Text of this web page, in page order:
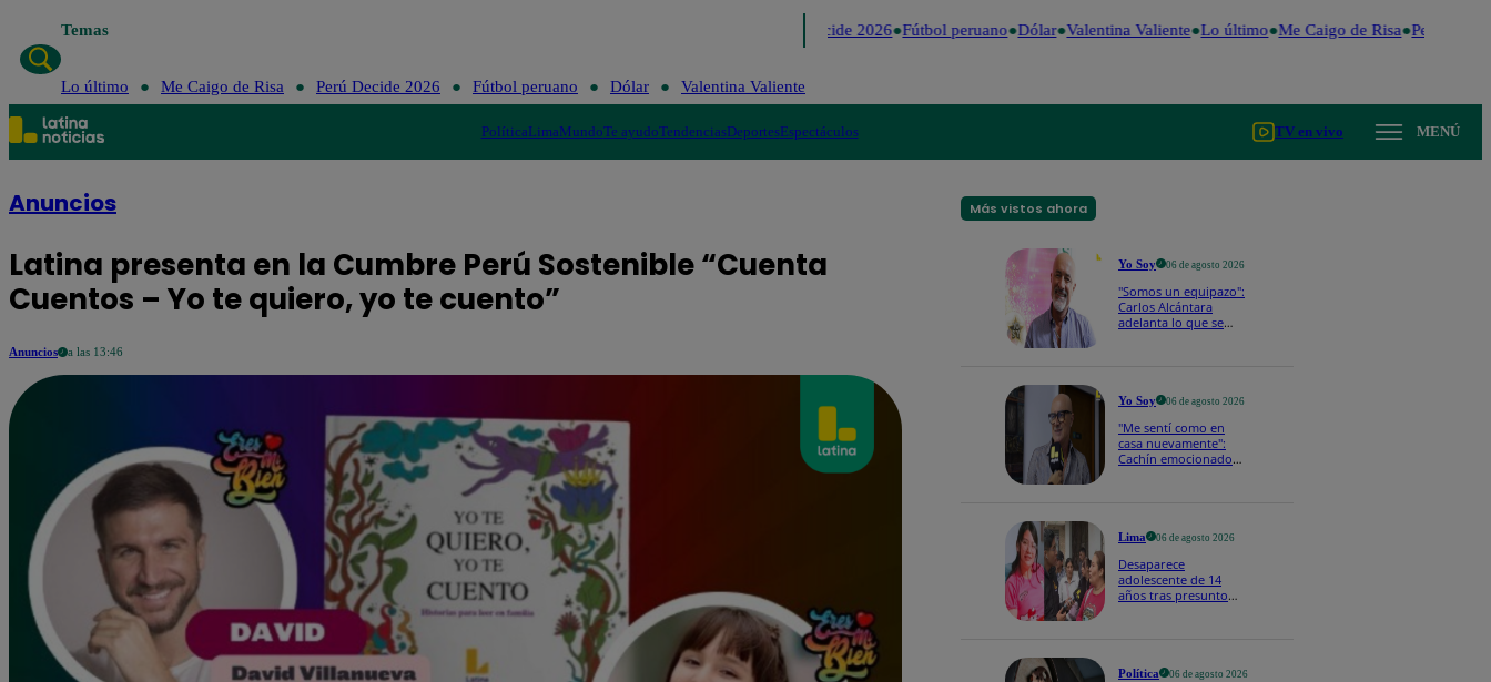
Temas Perú Decide 2026 Fútbol peruano Dólar Valentina Valiente Lo último Me Caigo de Risa Perú
Lo último Me Caigo de Risa Perú Decide 2026 Fútbol peruano Dólar Valentina Valiente
PolíticaLimaMundoTe ayudoTendenciasDeportesEspectáculos TV en vivo MENÚ
Anuncios
Latina presenta en la Cumbre Perú Sostenible “Cuenta
Cuentos – Yo te quiero, yo te cuento”
Anuncios a las 13:46
Más vistos ahora
Yo Soy 06 de agosto 2026
"Somos un equipazo":
Carlos Alcántara
adelanta lo que se
Yo Soy 06 de agosto 2026
"Me sentí como en
casa nuevamente":
Cachín emocionado
Lima 06 de agosto 2026
Desaparece
adolescente de 14
años tras presunto
Política 06 de agosto 2026